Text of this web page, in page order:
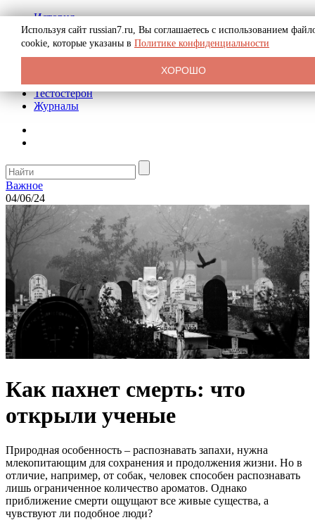
История
Биография
Криминал
Реклама на сайте
Тестостерон
Журналы
Важное
04/06/24
Как пахнет смерть: что
открыли ученые
Природная особенность – распознавать запахи, нужна
млекопитающим для сохранения и продолжения жизни. Но в
отличие, например, от собак, человек способен распознавать
лишь ограниченное количество ароматов. Однако
приближение смерти ощущают все живые существа, а
чувствуют ли подобное люди?
Используя сайт russian7.ru, Вы соглашаетесь с использованием
cookie, которые указаны в Политике конфиденциальности
ХОРОШО